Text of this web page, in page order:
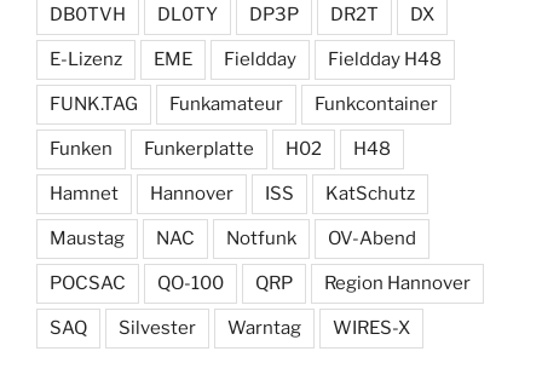
DB0TVH DL0TY DP3P DR2T DX
E-Lizenz EME Fieldday Fieldday H48
FUNK.TAG Funkamateur Funkcontainer
Funken Funkerplatte H02 H48
Hamnet Hannover ISS KatSchutz
Maustag NAC Notfunk OV-Abend
POCSAC QO-100 QRP Region Hannover
SAQ Silvester Warntag WIRES-X